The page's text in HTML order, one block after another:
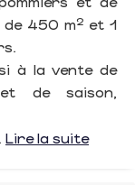
450 m² et 1
à la vente de
de saison,
Lire la suite